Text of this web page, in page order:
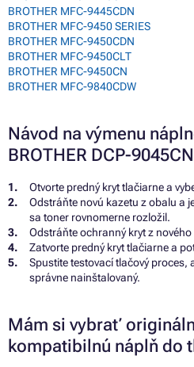
BROTHER MFC-9445CDN
BROTHER MFC-9450 SERIES
BROTHER MFC-9450CDN
BROTHER MFC-9450CLT
BROTHER MFC-9450CN
BROTHER MFC-9840CDW
Návod na výmenu
BROTHER DCP-9045CN
Otvorte predný kryt tlačiarne a
Odstráňte novú kazetu z obalu a
sa toner rovnomerne rozložil.
Odstráňte ochranný kryt z
Zatvorte predný kryt tlačiarne a
Spustite testovací tlačový proces,
správne nainštalovaný.
Mám si vybrať
kompatibilnú náplň do